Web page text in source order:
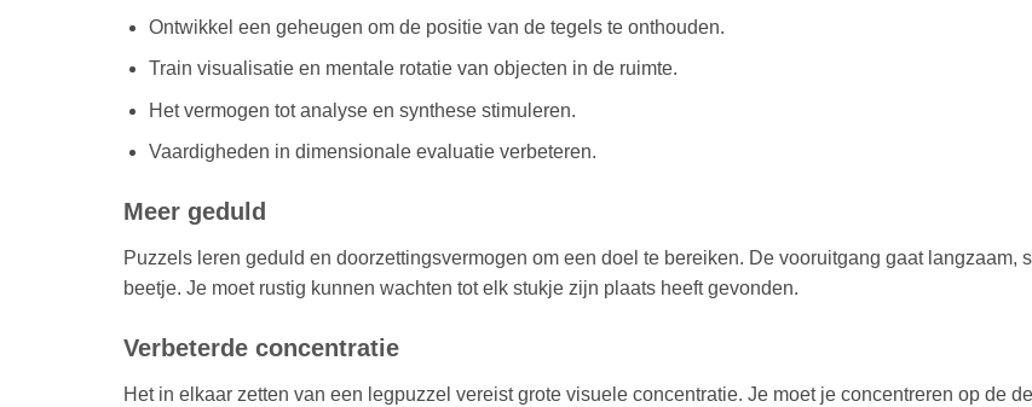
Ontwikkel een geheugen om de positie van de tegels te onthouden.
Train visualisatie en mentale rotatie van objecten in de ruimte.
Het vermogen tot analyse en synthese stimuleren.
Vaardigheden in dimensionale evaluatie verbeteren.
Meer geduld
Puzzels leren geduld en doorzettingsvermogen om een doel te bereiken. De vooruitgang gaat langzaam,
beetje. Je moet rustig kunnen wachten tot elk stukje zijn plaats heeft gevonden.
Verbeterde concentratie
Het in elkaar zetten van een legpuzzel vereist grote visuele concentratie. Je moet je concentreren op de